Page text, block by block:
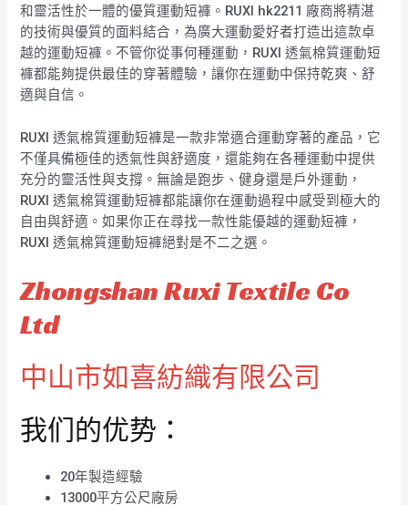
和靈活性於一體的優質運動短褲。RUXI hk2211 廠商將精湛
的技術與優質的面料結合，為廣大運動愛好者打造出這款卓
越的運動短褲。不管你從事何種運動，RUXI 透氣棉質運動短
褲都能夠提供最佳的穿著體驗，讓你在運動中保持乾爽、舒
適與自信。
RUXI 透氣棉質運動短褲是一款非常適合運動穿著的產品，它
不僅具備極佳的透氣性與舒適度，還能夠在各種運動中提供
充分的靈活性與支撐。無論是跑步、健身還是戶外運動，
RUXI 透氣棉質運動短褲都能讓你在運動過程中感受到極大的
自由與舒適。如果你正在尋找一款性能優越的運動短褲，
RUXI 透氣棉質運動短褲絕對是不二之選。
Zhongshan Ruxi Textile Co
Ltd
中山市如喜紡織有限公司
我们的优势：
20年製造經驗
13000平方公尺廠房